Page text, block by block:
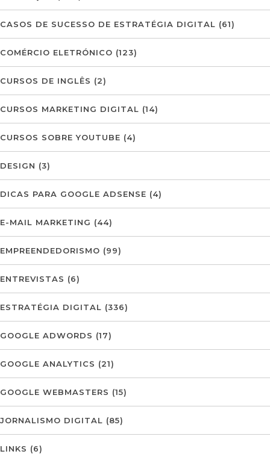
CASOS DE SUCESSO DE ESTRATÉGIA DIGITAL (61)
COMÉRCIO ELETRÓNICO (123)
CURSOS DE INGLÊS (2)
CURSOS MARKETING DIGITAL (14)
CURSOS SOBRE YOUTUBE (4)
DESIGN (3)
DICAS PARA GOOGLE ADSENSE (4)
E-MAIL MARKETING (44)
EMPREENDEDORISMO (99)
ENTREVISTAS (6)
ESTRATÉGIA DIGITAL (336)
GOOGLE ADWORDS (17)
GOOGLE ANALYTICS (21)
GOOGLE WEBMASTERS (15)
JORNALISMO DIGITAL (85)
LINKS (6)